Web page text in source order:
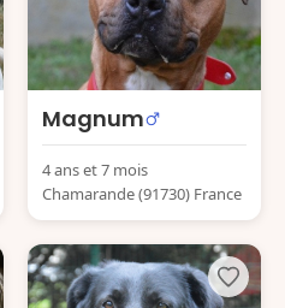
Magnum
4 ans et 7 mois
Chamarande (91730) France